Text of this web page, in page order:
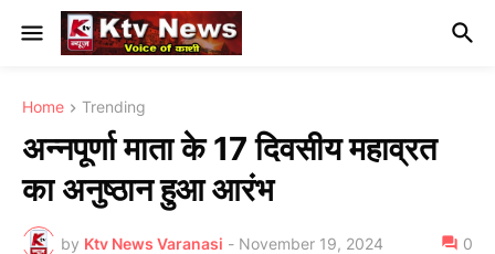
Home Trending
अन्नपूर्णा माता के 17 दिवसीय महाव्रत
का अनुष्ठान हुआ आरंभ
by Ktv News Varanasi - November 19, 2024 0